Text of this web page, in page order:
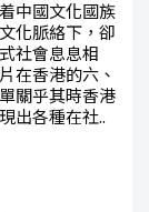
中國文化國族
化脈絡下，卻
社會息息相
在香港的六、
關乎其時香港
出各種在社..